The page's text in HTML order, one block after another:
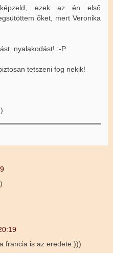
képzeld, ezek az én első
őket, mert Veronika
nyalakodást! :-P
tetszeni fog nekik!
francia is az eredete:)))